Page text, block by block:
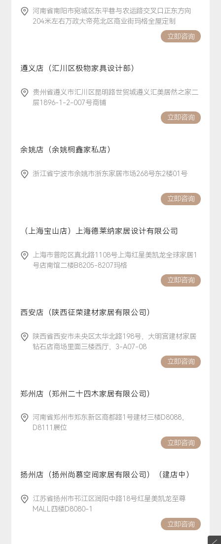
河南省南阳市宛城区东平巷与农运路交叉口正东方向
204米左右万政大帝苑北区商业街玛格全屋定制
立即咨询
遵义店（汇川区极物家具设计部）
贵州省遵义市汇川区昆明路世贸城遵义汇美居然之家二
层1896-1-2-007号商铺
立即咨询
余姚店（余姚桐鑫家私店）
浙江省宁波市余姚市浙东家居市场268号东2楼01号
立即咨询
（上海宝山店）上海德莱纳家居设计有限公司
上海市普陀区真北路1108号上海红星美凯龙全球家居1
号店南馆二楼B8205-8207玛格
立即咨询
西安店（陕西征荣建材家居有限公司）
陕西省西安市未央区太华北路198号，大明宫建材家居
钻石店商场里面三楼西厅，3-A07-08
立即咨询
郑州店（郑州二十四木家居有限公司）
河南省郑州市郑东新区商都路1号建材三楼D8088，
D8111展位
立即咨询
扬州店（扬州尚慕空间家居有限公司）（建店中）
江苏省扬州市邗江区润阳中路18号红星美凯龙至尊
MALL四楼D8080-1
立即咨询